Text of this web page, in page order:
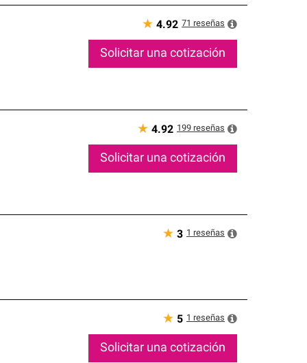
★ 4.92 71 reseñas
Solicitar una cotización
★ 4.92 199 reseñas
Solicitar una cotización
★ 3 1 reseñas
★ 5 1 reseñas
Solicitar una cotización